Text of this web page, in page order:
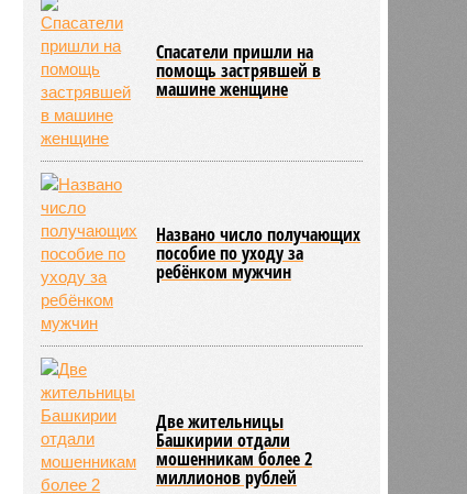
Спасатели пришли на
помощь застрявшей в
машине женщине
Названо число получающих
пособие по уходу за
ребёнком мужчин
Две жительницы
Башкирии отдали
мошенникам более 2
миллионов рублей